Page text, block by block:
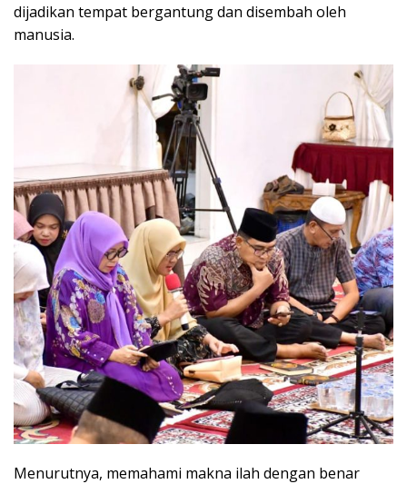
dijadikan tempat bergantung dan disembah oleh
manusia.
Menurutnya, memahami makna ilah dengan benar